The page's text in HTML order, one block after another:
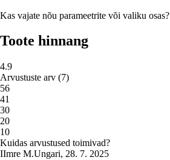
Kas vajate nõu parameetrite või valiku osas?
Toote hinnang
4.9
Arvustuste arv (7)
56
41
30
20
10
Kuidas arvustused toimivad?
IImre M.Ungari, 28. 7. 2025